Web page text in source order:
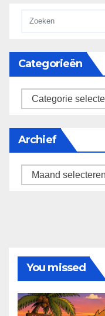
Categorieën
categorieën
Archief
Archief
You missed